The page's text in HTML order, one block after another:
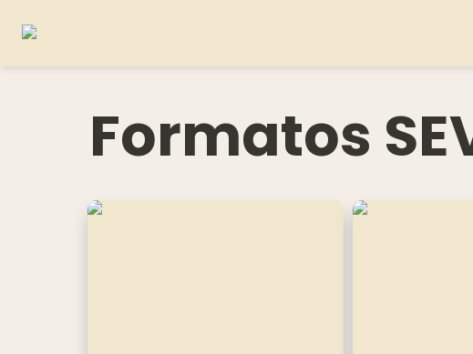
Formatos
Primera Evaluación Segunda